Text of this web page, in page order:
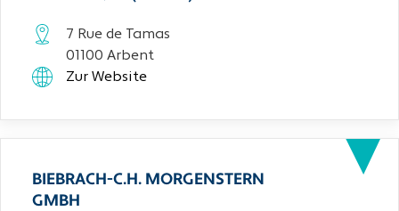
7 Rue de Tamas
01100 Arbent
Zur Website
BIEBRACH-C.H. MORGENSTERN
GMBH